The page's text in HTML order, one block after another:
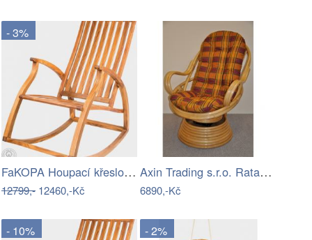
- 3%
FaKOPA Houpací křeslo dřevěné teak…
12799,- 12460,-Kč
Axin Trading s.r.o. Ratanové houpací…
6890,-Kč
- 10% - 2%